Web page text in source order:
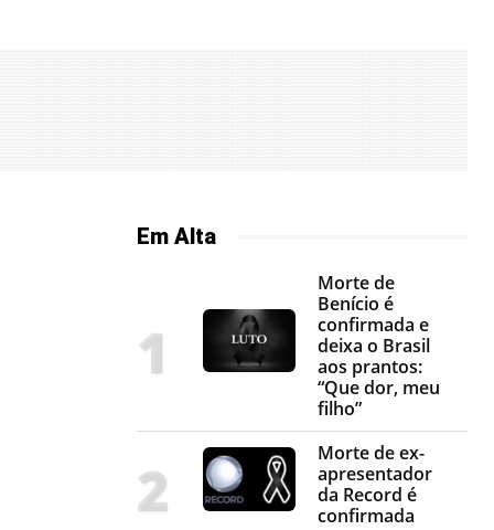
Em Alta
Morte de
Benício é
confirmada e
deixa o Brasil
aos prantos:
“Que dor, meu
filho”
Morte de ex-
apresentador
da Record é
confirmada